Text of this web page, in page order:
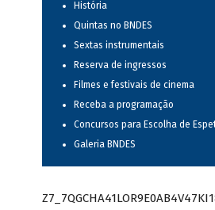
História
Quintas no BNDES
Sextas instrumentais
Reserva de ingressos
Filmes e festivais de cinema
Receba a programação
Concursos para Escolha de
Galeria BNDES